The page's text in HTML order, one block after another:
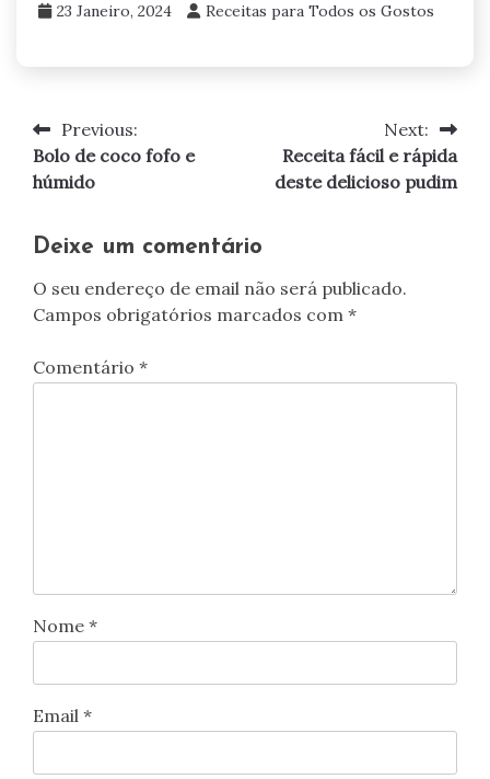
23 Janeiro, 2024 Receitas para Todos os Gostos
Navegação
de
Previous:
Bolo de coco fofo e
húmido
Next:
Receita fácil e rápida
deste delicioso pudim
Deixe um comentário
O seu endereço de email não será publicado.
Campos obrigatórios marcados com *
Comentário *
Nome *
Email *